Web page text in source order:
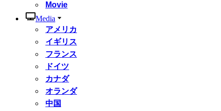
Movie
Media
アメリカ
イギリス
フランス
ドイツ
カナダ
オランダ
中国